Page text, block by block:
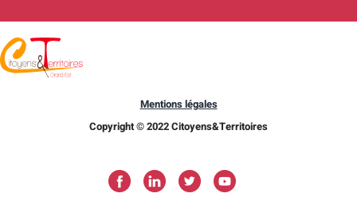
Mentions légales
Copyright © 2022 Citoyens&Territoires